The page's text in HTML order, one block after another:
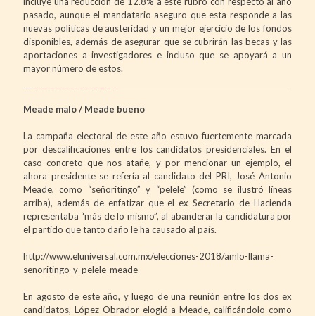
pasado, aunque el mandatario aseguro que esta responde a las
nuevas políticas de austeridad y un mejor ejercicio de los fondos
disponibles, además de asegurar que se cubrirán las becas y las
aportaciones a investigadores e incluso que se apoyará a un
mayor número de estos.
Meade malo / Meade bueno
La campaña electoral de este año estuvo fuertemente marcada
por descalificaciones entre los candidatos presidenciales. En el
caso concreto que nos atañe, y por mencionar un ejemplo, el
ahora presidente se refería al candidato del PRI, José Antonio
Meade, como “señoritingo” y “pelele” (como se ilustró líneas
arriba), además de enfatizar que el ex Secretario de Hacienda
representaba “más de lo mismo”, al abanderar la candidatura por
el partido que tanto daño le ha causado al país.
http://www.eluniversal.com.mx/elecciones-2018/amlo-llama-
senoritingo-y-pelele-meade
En agosto de este año, y luego de una reunión entre los dos ex
candidatos, López Obrador elogió a Meade, calificándolo como